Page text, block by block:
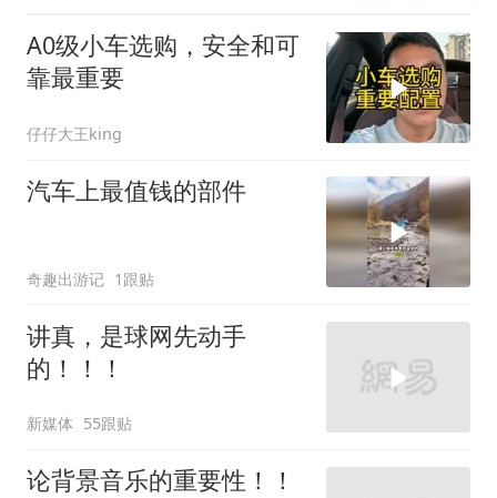
A0级小车选购，安全和可
靠最重要
仔仔大王king
汽车上最值钱的部件
奇趣出游记 1跟贴
讲真，是球网先动手
的！！！
新媒体 55跟贴
论背景音乐的重要性！！